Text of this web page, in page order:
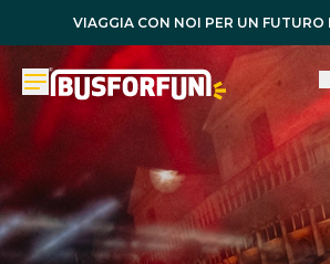
VIAGGIA CON NOI PER UN FUTURO